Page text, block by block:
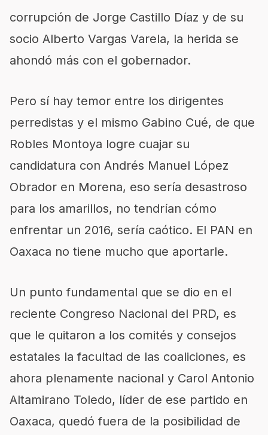
corrupción de Jorge Castillo Díaz y de su
socio Alberto Vargas Varela, la herida se
ahondó más con el gobernador.
Pero sí hay temor entre los dirigentes
perredistas y el mismo Gabino Cué, de que
Robles Montoya logre cuajar su
candidatura con Andrés Manuel López
Obrador en Morena, eso sería desastroso
para los amarillos, no tendrían cómo
enfrentar un 2016, sería caótico. El PAN en
Oaxaca no tiene mucho que aportarle.
Un punto fundamental que se dio en el
reciente Congreso Nacional del PRD, es
que le quitaron a los comités y consejos
estatales la facultad de las coaliciones, es
ahora plenamente nacional y Carol Antonio
Altamirano Toledo, líder de ese partido en
Oaxaca, quedó fuera de la posibilidad de